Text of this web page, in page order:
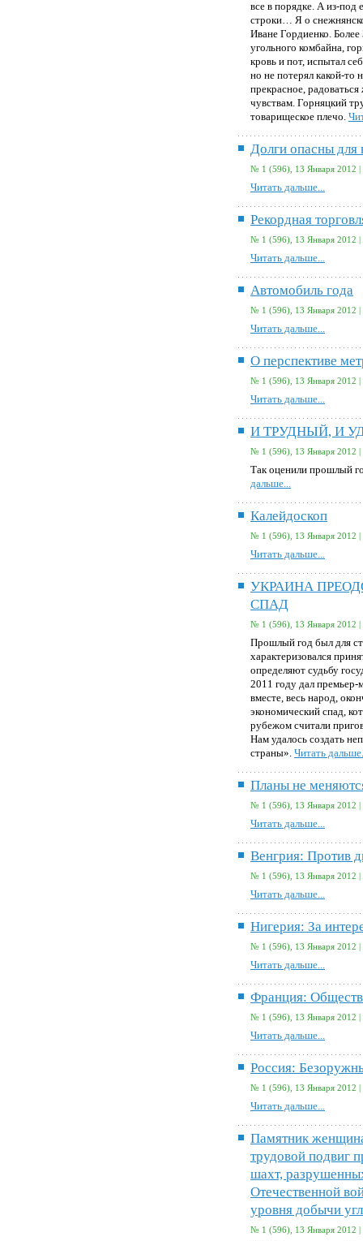
все в порядке. А из-под
строки… Я о
Иване Гордиенко.
угольного комбайна,
кровь и пот, испытал
но не потерял какой-то
прекрасное,
чувствам. Горняцкий
товарищеское плечо.
Долги опасны для
№ 1 (596), 13 Января 2012 |
Читать дальше...
Рекордная
№ 1 (596), 13 Января 2012 |
Читать дальше...
Автомобиль года
№ 1 (596), 13 Января 2012 |
Читать дальше...
О перспективе
№ 1 (596), 13 Января 2012 |
Читать дальше...
И ТРУДНЫЙ, И
№ 1 (596), 13 Января 2012 |
Так оценили прошлый
дальше...
Калейдоскоп
№ 1 (596), 13 Января 2012 |
Читать дальше...
УКРАИНА
СПАД
№ 1 (596), 13 Января 2012 |
Прошлый год был для
характеризовался
определяют судьбу
2011 году дал
вместе, весь народ,
экономический спад,
рубежом считали
Нам удалось создать
страны». Читать
Планы не
№ 1 (596), 13 Января 2012 |
Читать дальше...
Венгрия: Против
№ 1 (596), 13 Января 2012 |
Читать дальше...
Нигерия: За
№ 1 (596), 13 Января 2012 |
Читать дальше...
Франция:
№ 1 (596), 13 Января 2012 |
Читать дальше...
Россия:
№ 1 (596), 13 Января 2012 |
Читать дальше...
Памятник
трудовой подвиг
шахт,
Отечественной
уровня добычи
№ 1 (596), 13 Января 2012 |